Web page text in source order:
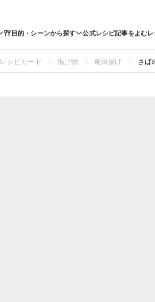
目的・シーンから探す 公式レシピ記事をよむレ
レシピカード 揚げ物 竜田揚げ さば